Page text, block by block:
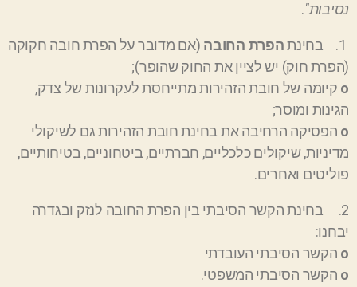
נסיבות".
הפרת החובה(אם מדובר על הפרת חובה חקוקה
(הפרת חוק) יש לציין את החוק שהופר);
οקיומה של חובת הזהירות מתייחסת לעקרונות של צדק,
הגינות ומוסר;
οהפסיקה הרחיבה את בחינת חובת הזהירות גם לשיקולי
מדיניות, שיקולים כלכליים, חברתיים, ביטחוניים, בטיחותיים,
פוליטיםואחרים.
2. בחינת הקשר הסיבתי בין הפרת החובה לנזק ובגדרה
יבחנו:
οהקשר הסיבתי העובדתי
οהקשר הסיבתי המשפטי.